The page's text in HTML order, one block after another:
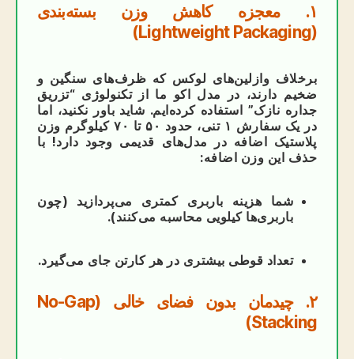
۱. معجزه کاهش وزن بسته‌بندی
(Lightweight Packaging)
برخلاف وازلین‌های لوکس که ظرف‌های سنگین و
ضخیم دارند، در مدل اکو ما از تکنولوژی “تزریق
جداره نازک” استفاده کرده‌ایم. شاید باور نکنید، اما
در یک سفارش ۱ تنی، حدود ۵۰ تا ۷۰ کیلوگرم وزن
پلاستیک اضافه در مدل‌های قدیمی وجود دارد! با
حذف این وزن اضافه:
شما هزینه باربری کمتری می‌پردازید (چون
باربری‌ها کیلویی محاسبه می‌کنند).
تعداد قوطی بیشتری در هر کارتن جای می‌گیرد.
۲. چیدمان بدون فضای خالی (No-Gap
Stacking)